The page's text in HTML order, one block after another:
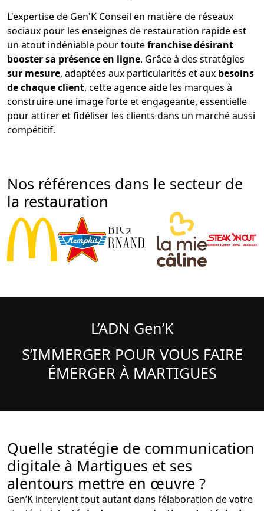
L'expertise de Gen'K Conseil en matière de réseaux
sociaux pour les enseignes de restauration rapide est
un atout indéniable pour toutefranchise désirant
booster sa présence en ligne. Grâce à des stratégies
sur mesure, adaptées aux particularités et aux besoins
de chaque client, cette agence aide les marques à
construire une image forte et engageante, essentielle
pour attirer et fidéliser les clients dans un marché aussi
compétitif.
Nos références dans le secteur de
la restauration
L’ADN Gen’K
S’IMMERGER POUR VOUS FAIRE
ÉMERGER À MARTIGUES
Quelle stratégie de communication
digitale à Martigues et ses
alentours mettre en œuvre ?
Gen’K intervient tout autant dans l’élaboration de votre